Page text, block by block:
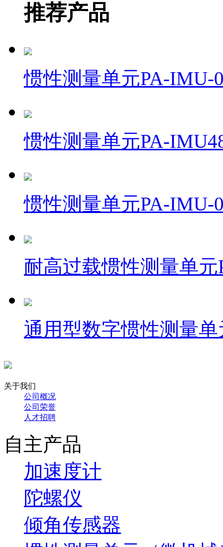
推荐产品
惯性测量单元PA-IMU-
惯性测量单元PA-
惯性测量单元PA-IMU-
耐高过载惯性测量单元
通用型数字惯性测量
关于我们
公司概况
公司荣誉
人才招聘
自主产品
加速度计
陀螺仪
倾角传感器